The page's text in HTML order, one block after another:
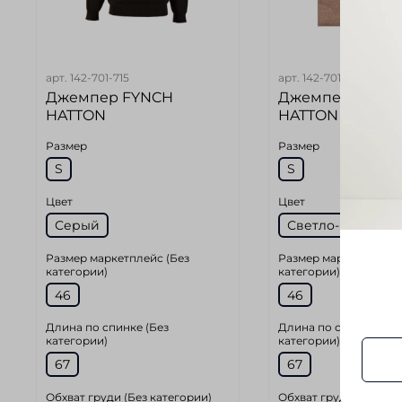
арт. 142-701-715
Джемпер FYNCH
HATTON
Размер
S
Цвет
Серый
Размер маркетплейс (Без
категории)
46
Длина по спинке (Без
категории)
67
Обхват груди (Без категории)
арт.142-701-712
Джемпер FYNCH
HATTON
Размер
S
Цвет
Светло-
Размер маркетплейс
категории)
46
Длина по спинке (Без
категории)
67
Обхват груди (Без